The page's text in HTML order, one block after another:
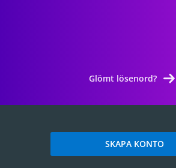
Glömt lösenord?
SKAPA KONTO